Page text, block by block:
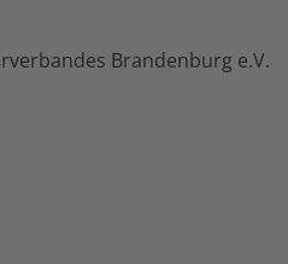
Brandenburg e.V.